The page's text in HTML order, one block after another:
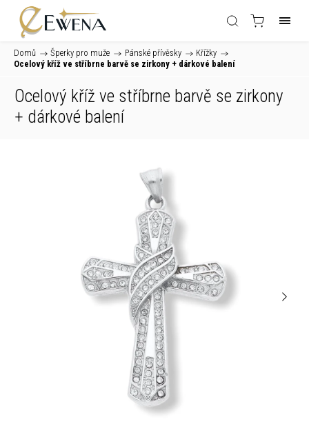
Domů / Šperky pro muže / Pánské přívěsky / Křížky /
Ocelový kříž ve stříbrne barvě se zirkony + dárkové balení
Ocelový kříž ve stříbrne barvě se zirkony
+ dárkové balení